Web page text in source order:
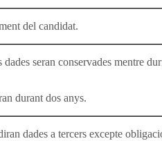
del candidat.
dades seran conservades mentre
durant dos anys.
dades a tercers excepte